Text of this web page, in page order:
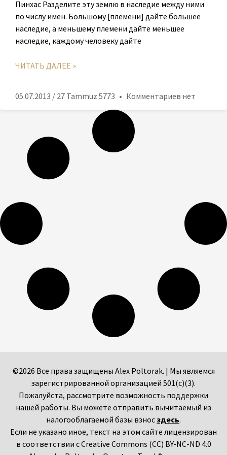
Пинхас Разделите эту землю в наследие между ними
по числу имен. Большому [племени] дайте большее
наследие, а меньшему племени дайте меньшее
наследие, каждому человеку дайте
ЧИТАТЬ ДАЛЕЕ »
05.07.2013 / 27 Tammuz 5773 Комментариев нет
©2026 Все права защищены Alex Poltorak. | Мы являемся
зарегистрированной организацией 501(c)(3).
Пожалуйста, рассмотрите возможность поддержки
нашей работы. Вы можете отправить вычитаемый из
налогооблагаемой базы взнос здесь.
Если не указано иное, текст на этом сайте лицензирован
в соответствии с Creative Commons (CC) BY-NC-ND 4.0